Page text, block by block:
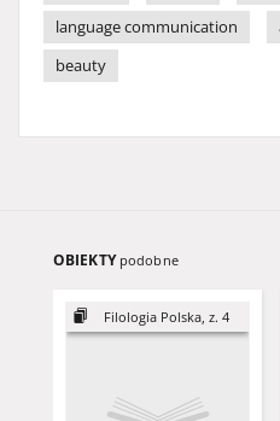
language communication
beauty
OBIEKTY podobne
Filologia Polska, z. 4